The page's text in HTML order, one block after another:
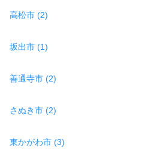
高松市 (2)
坂出市 (1)
善通寺市 (2)
さぬき市 (2)
東かがわ市 (3)